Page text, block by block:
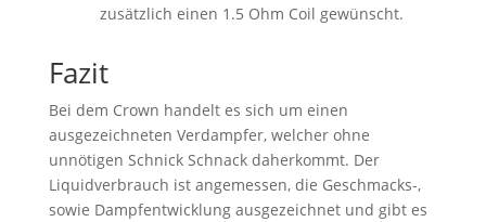
zusätzlich einen 1.5 Ohm Coil gewünscht.
Fazit
Bei dem Crown handelt es sich um einen
ausgezeichneten Verdampfer, welcher ohne
unnötigen Schnick Schnack daherkommt. Der
Liquidverbrauch ist angemessen, die Geschmacks-,
sowie Dampfentwicklung ausgezeichnet und gibt es